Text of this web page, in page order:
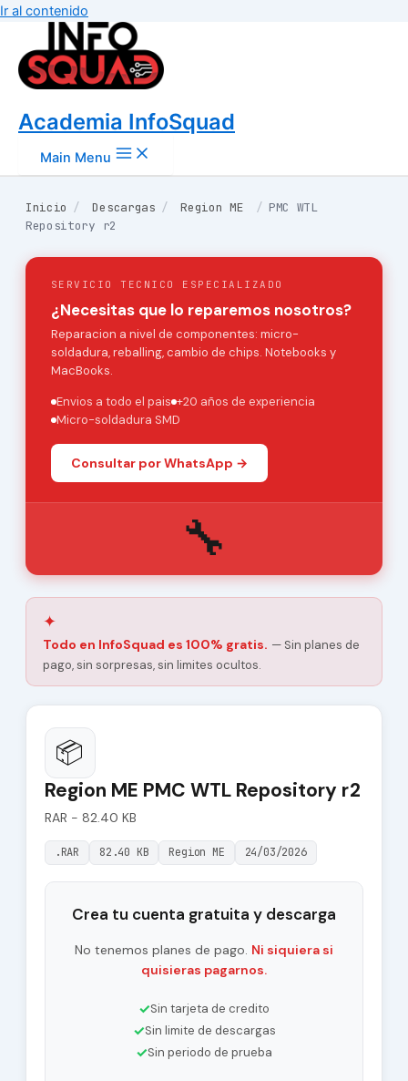
Ir al contenido
Academia InfoSquad
Main Menu
Inicio / Descargas / Region ME / PMC WTL
Repository r2
SERVICIO TECNICO ESPECIALIZADO
¿Necesitas que lo reparemos nosotros?
Reparacion a nivel de componentes: micro-
soldadura, reballing, cambio de chips. Notebooks y
MacBooks.
Envios a todo el pais +20 años de experiencia
Micro-soldadura SMD
Consultar por WhatsApp →
🔧
✦
Todo en InfoSquad es 100% gratis. — Sin planes de
pago, sin sorpresas, sin limites ocultos.
📦
Region ME PMC WTL Repository r2
RAR - 82.40 KB
.RAR 82.40 KB Region ME 24/03/2026
Crea tu cuenta gratuita y descarga
No tenemos planes de pago. Ni siquiera si
quisieras pagarnos.
✓Sin tarjeta de credito
✓Sin limite de descargas
✓Sin periodo de prueba